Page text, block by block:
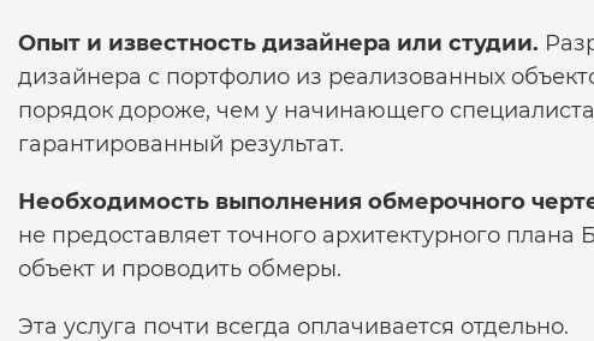
Опыт и известность дизайнера или студии.
дизайнера с портфолио из реализованных
порядок дороже, чем у начинающего
гарантированный результат.
Необходимость выполнения обмерочного
не предоставляет точного архитектурного
объект и проводить обмеры.
Эта услуга почти всегда оплачивается отдельно.